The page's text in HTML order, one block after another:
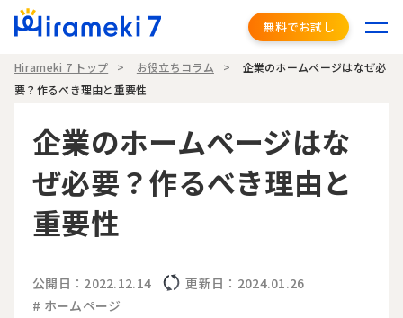
無料でお試し
Hirameki 7 トップ お役立ちコラム
企業のホームぺージはなぜ必
要？作るべき理由と重要性
企業のホームぺージはな
ぜ必要？作るべき理由と
重要性
公開日：2022.12.14
更新日：2024.01.26
# ホームページ